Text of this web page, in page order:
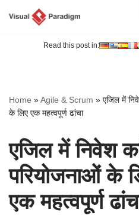
Read this post in:
Home »Agile & Scrum » एजिल में
के लिए एक महत्वपूर्ण ढांचा
एजिल में निवेश
परियोजनाओं के
एक महत्वपूर्ण